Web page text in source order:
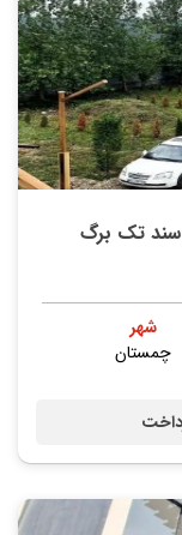
سند تک برگ
شهر
چمستان